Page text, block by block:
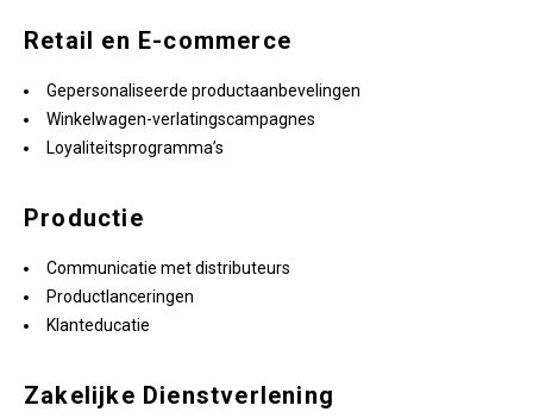
Retail en E-commerce
Gepersonaliseerde productaanbevelingen
Winkelwagen-verlatingscampagnes
Loyaliteitsprogramma’s
Productie
Communicatie met distributeurs
Productlanceringen
Klanteducatie
Zakelijke Dienstverlening